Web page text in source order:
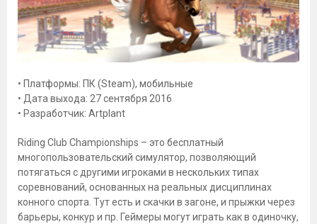
• Платформы: ПК (Steam), мобильные
• Дата выхода: 27 сентября 2016
• Разработчик: Artplant
Riding Club Championships – это бесплатный
многопользовательский симулятор, позволяющий
потягаться с другими игроками в нескольких типах
соревнований, основанных на реальных дисциплинах
конного спорта. Тут есть и скачки в загоне, и прыжки через
барьеры, конкур и пр. Геймеры могут играть как в одиночку,